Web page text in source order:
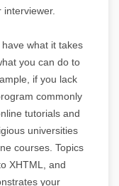
what it takes
you can do to
if you lack
commonly
tutorials and
universities
courses. Topics
XHTML, and
your